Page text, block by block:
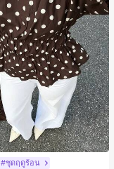
#ชุดฤดูร้อน